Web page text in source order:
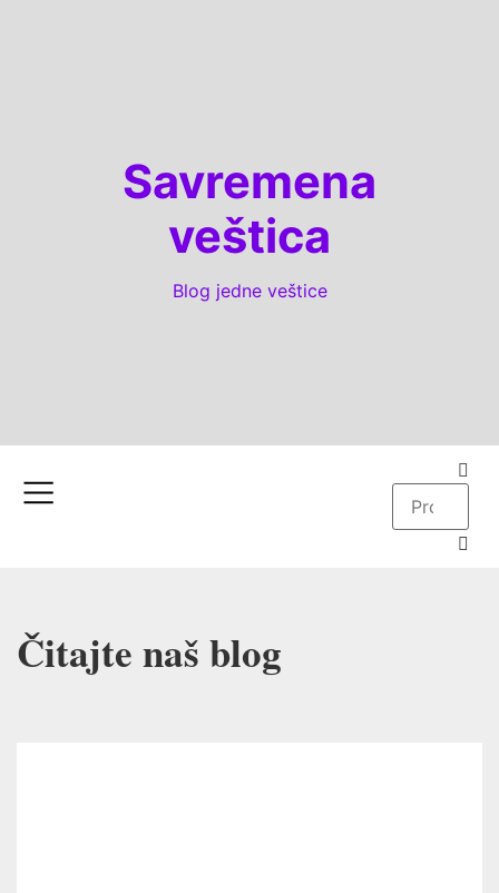
Savremena
veštica
Blog jedne veštice
Čitajte naš blog